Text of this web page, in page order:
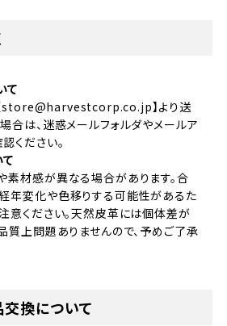
て
store@harvestcorp.co.jp】より送
合は、迷惑メールフォルダやメールア
ください。
素材感が異なる場合があります。合
年変化や色移りする可能性があるた
意ください。天然皮革には個体差が
質上問題ありませんので、予めご了承
交換について